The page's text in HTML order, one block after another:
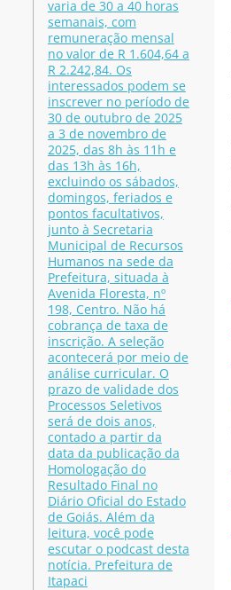
varia de 30 a 40 horas
semanais, com
remuneração mensal
no valor de R 1.604,64 a
R 2.242,84. Os
interessados podem se
inscrever no período de
30 de outubro de 2025
a 3 de novembro de
2025, das 8h às 11h e
das 13h às 16h,
excluindo os sábados,
domingos, feriados e
pontos facultativos,
junto à Secretaria
Municipal de Recursos
Humanos na sede da
Prefeitura, situada à
Avenida Floresta, nº
198, Centro. Não há
cobrança de taxa de
inscrição. A seleção
acontecerá por meio de
análise curricular. O
prazo de validade dos
Processos Seletivos
será de dois anos,
contado a partir da
data da publicação da
Homologação do
Resultado Final no
Diário Oficial do Estado
de Goiás. Além da
leitura, você pode
escutar o podcast desta
notícia. Prefeitura de
Itapaci